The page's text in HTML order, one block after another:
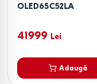
OLED65C52LA
41999 Lei
Adaugă